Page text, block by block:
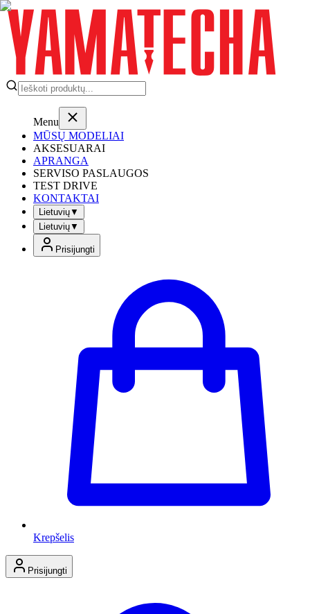
Menu
MŪSŲ MODELIAI
AKSESUARAI
APRANGA
SERVISO PASLAUGOS
TEST DRIVE
KONTAKTAI
Lietuvių▼
Lietuvių▼
Prisijungti
Krepšelis
Prisijungti